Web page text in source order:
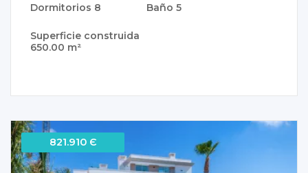
Dormitorios 8 Baño5
Superficie construida
650.00 m²
821.910 Є